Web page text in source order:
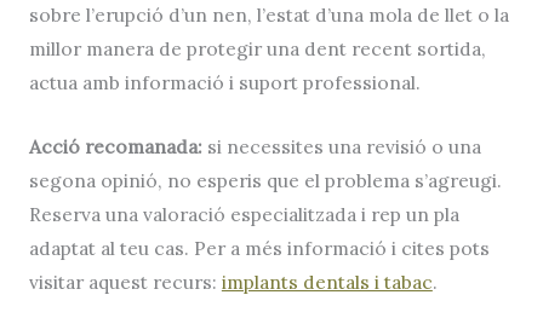
sobre l’erupció d’un nen, l’estat d’una mola de lleto la
millor manera de protegir una dent recent sortida,
actua amb informació i suport professional.
Acció recomanada: si necessites una revisió o una
segona opinió, no esperis que el problema s’agreugi.
Reserva una valoració especialitzada i rep un pla
adaptat al teu cas. Per a més informació i cites pots
visitar aquest recurs: implants dentals i tabac.